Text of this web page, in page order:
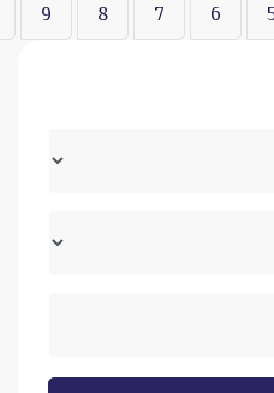
6
7
8
9